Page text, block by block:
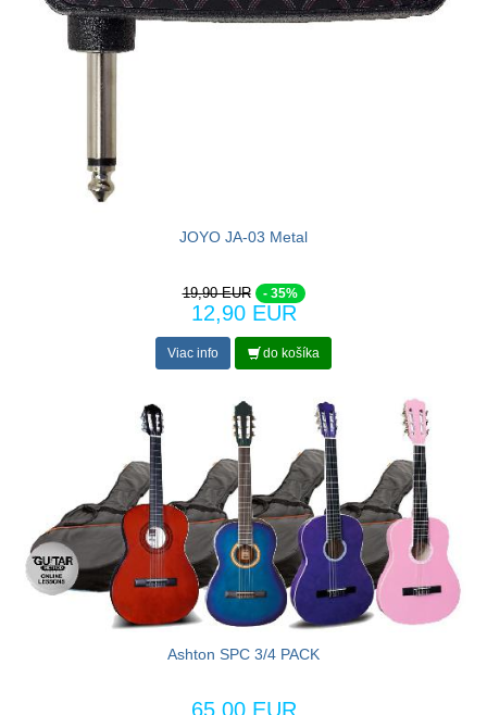
JOYO JA-03 Metal
19,90 EUR - 35%
12,90 EUR
Viac info do košíka
Ashton SPC 3/4 PACK
65,00 EUR